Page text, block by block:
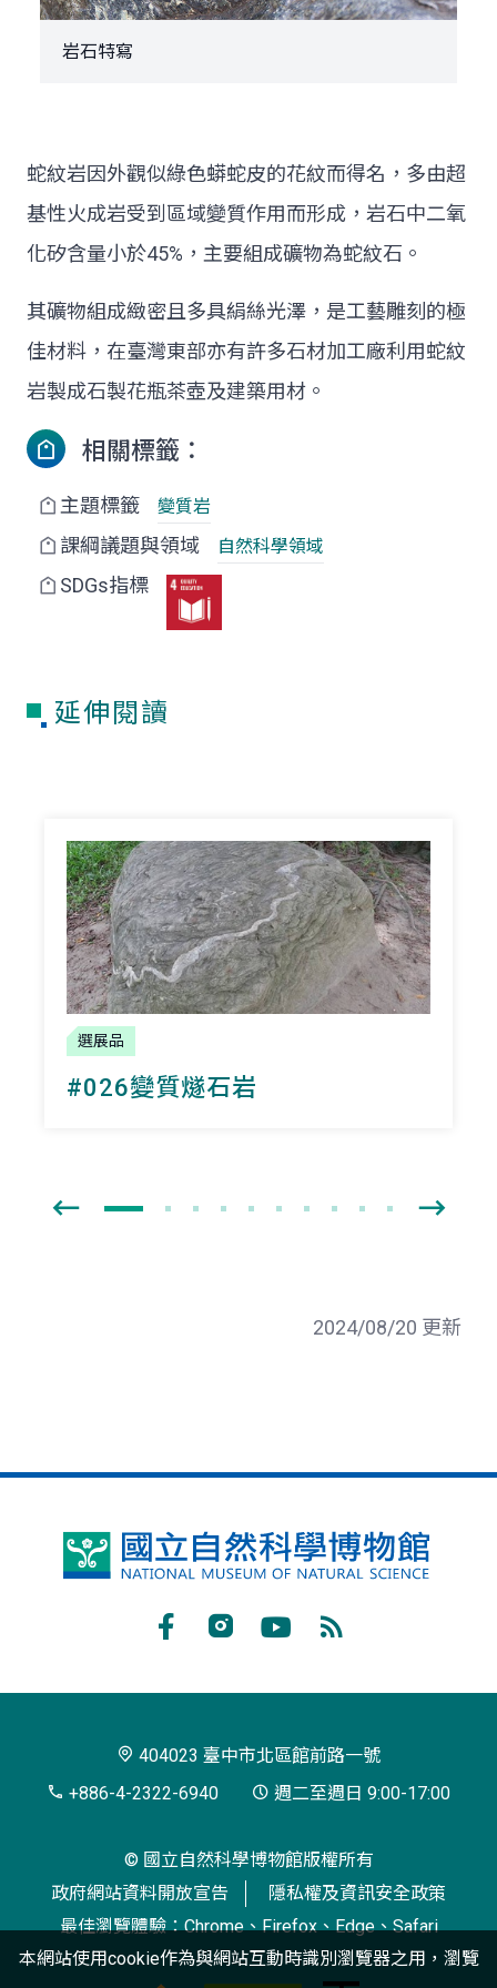
岩石特寫
蛇紋岩因外觀似綠色蟒蛇皮的花紋而得名，多由超
基性火成岩受到區域變質作用而形成，岩石中二氧
化矽含量小於45%，主要組成礦物為蛇紋石。
其礦物組成緻密且多具絹絲光澤，是工藝雕刻的極
佳材料，在臺灣東部亦有許多石材加工廠利用蛇紋
岩製成石製花瓶茶壺及建築用材。
相關標籤：
主題標籤 變質岩
課綱議題與領域 自然科學領域
SDGs指標
延伸閱讀
選展品
#026變質燧石岩
2024/08/20 更新
國
博
閱
404023 臺中市北區館前路一號
+886-4-2322-6940
週二至週日 9:00-17:00
© 國立自然科學博物館版權所有
政府網站資料開放宣告
隱私權及資訊安全政策
最佳瀏覽體驗：Chrome、Firefox、Edge、Safari
本網站使用cookie作為與網站互動時識別瀏覽器之用，瀏覽